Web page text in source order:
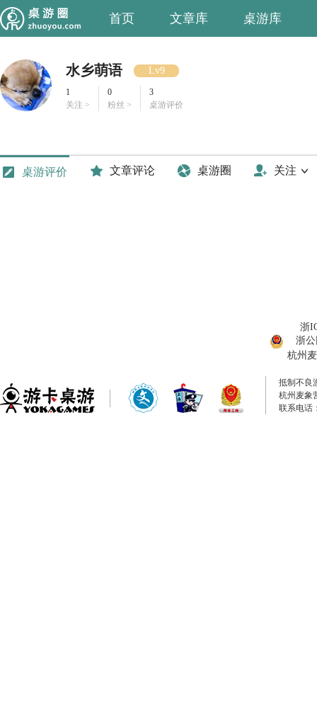
首页 文章库 桌游库
水乡萌语 Lv9
1
关注 >
0
粉丝 >
3
桌游评价
桌游评价 文章评论 桌游圈 关注
浙
浙公
杭州
抵制不良
杭州麦象
联系电话